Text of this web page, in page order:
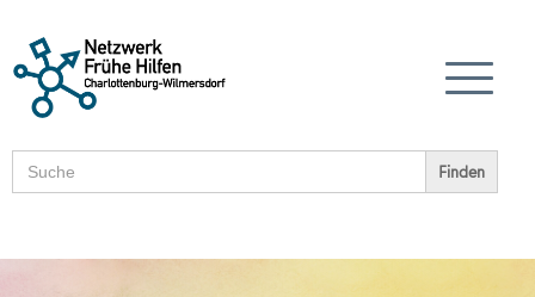
Search
for: